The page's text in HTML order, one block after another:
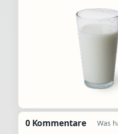
0 Kommentare
Was